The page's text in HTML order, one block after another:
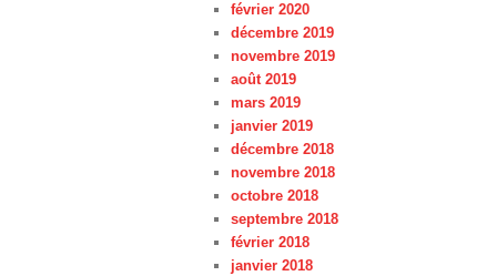
février 2020
décembre 2019
novembre 2019
août 2019
mars 2019
janvier 2019
décembre 2018
novembre 2018
octobre 2018
septembre 2018
février 2018
janvier 2018